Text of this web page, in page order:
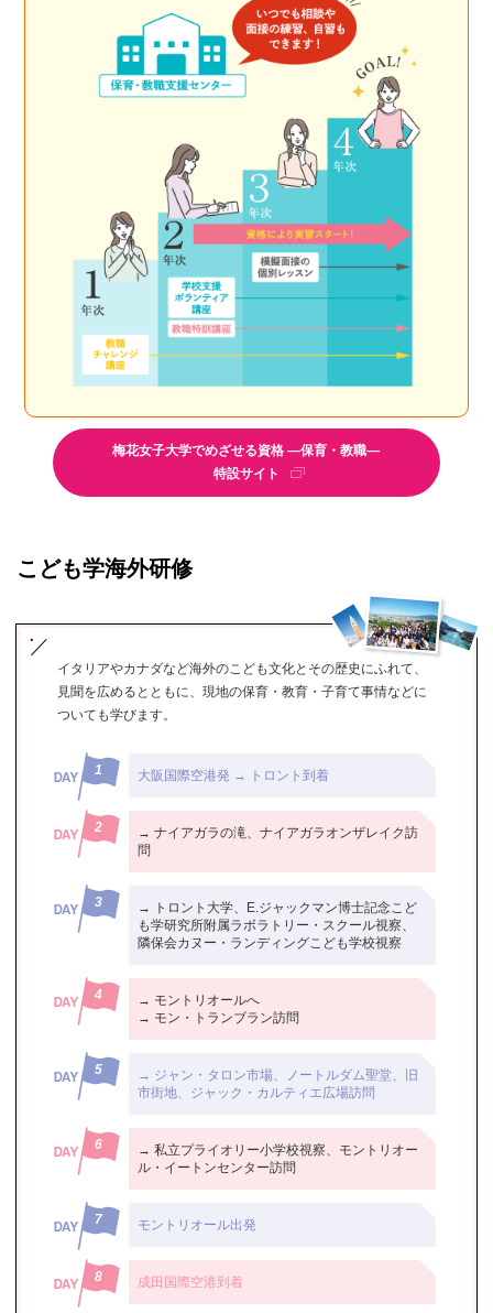
梅花女子大学でめざせる資格 ―保育・教職―
特設サイト
こども学海外研修
イタリアやカナダなど海外のこども文化とその歴史にふれて、
見聞を広めるとともに、現地の保育・教育・子育て事情などに
ついても学びます。
大阪国際空港発 → トロント到着
→ ナイアガラの滝、ナイアガラオンザレイク訪
問
→ トロント大学、E.ジャックマン博士記念こど
も学研究所附属ラボラトリー・スクール視察、
隣保会カヌー・ランディングこども学校視察
→ モントリオールへ
→ モン・トランブラン訪問
→ ジャン・タロン市場、ノートルダム聖堂、旧
市街地、ジャック・カルティエ広場訪問
→ 私立プライオリー小学校視察、モントリオー
ル・イートンセンター訪問
モントリオール出発
成田国際空港到着